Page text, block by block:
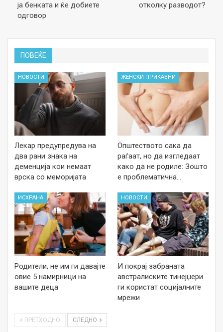
ја бенката и ќе добиете
одговор
отколку разводот?
ПОВЕЌЕ
НОВОСТИ
Лекар предупредува на
два рани знака на
деменција кои немаат
врска со меморијата
ЖЕНСКИ ПРИКАЗНИ
Општеството сака да
раѓаат, но да изгледаат
како да не родиле: Зошто
е проблематична…
ИСХРАНА
Родители, не им ги давајте
овие 5 намирници на
вашите деца
НОВОСТИ
И покрај забраната
австралиските тинејџери
ги користат социјалните
мрежи
ПРЕТХОДНО СЛЕДНО